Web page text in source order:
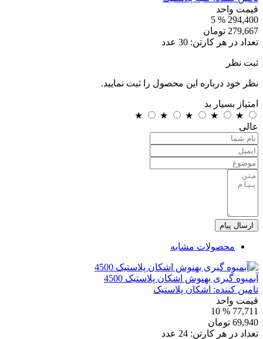
قیمت واحد
294,400
% 5
279,667 تومان
تعداد در هر کارتن: 30 عدد
ثبت نظر
نظر خود درباره این محصول را ثبت نمایید.
امتیاز بسیار بد
★
★
★
★
★
عالی
ارسال پیام
محصولات مشابه
آبمیوه گیری بهنوش اشکان پلاستیک 4500
تامین کننده: اشکان پلاستیک
قیمت واحد
77,711
% 10
69,940 تومان
تعداد در هر کارتن: 24 عدد